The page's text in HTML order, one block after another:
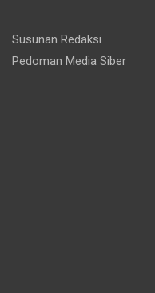
Susunan Redaksi
Pedoman Media Siber